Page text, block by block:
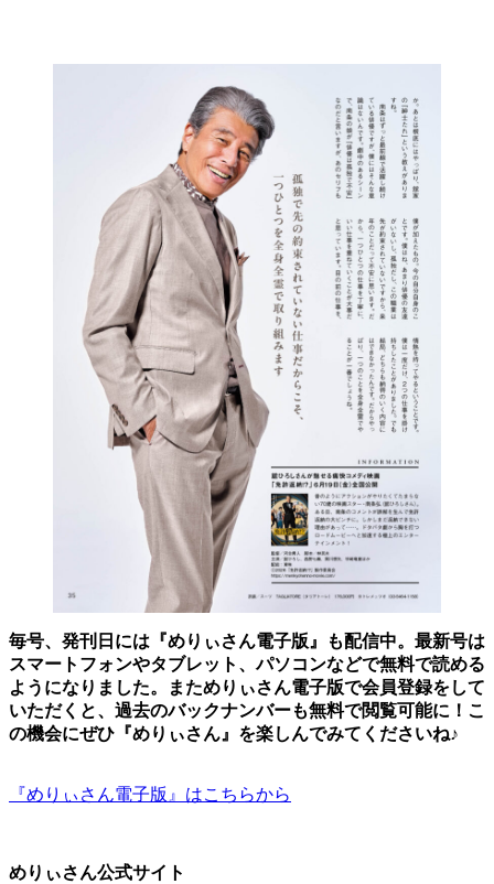
毎号、発刊日には『めりぃさん電子版』も配信中。最新号は
スマートフォンやタブレット、パソコンなどで無料で読める
ようになりました。まためりぃさん電子版で会員登録をして
いただくと、過去のバックナンバーも無料で閲覧可能に！こ
の機会にぜひ『めりぃさん』を楽しんでみてくださいね♪
『めりぃさん電子版』はこちらから
めりぃさん公式サイト